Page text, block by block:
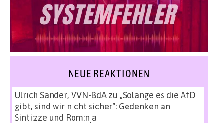
NEUE REAKTIONEN
Ulrich Sander, VVN-BdAzu „Solange es die AfD
gibt, sind wir nicht sicher“: Gedenken an
Sinti:zze und Rom:nja